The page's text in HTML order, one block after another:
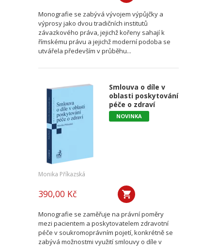
Monografie se zabývá vývojem výpůjčky a
výprosy jako dvou tradičních institutů
závazkového práva, jejichž kořeny sahají k
římskému právu a jejichž moderní podoba se
utvářela především v průběhu...
Smlouva o díle v
oblasti poskytování
péče o zdraví
NOVINKA
Monika Příkazská
390,00 Kč
Monografie se zaměřuje na právní poměry
mezi pacientem a poskytovatelem zdravotní
péče v soukromoprávním pojetí, konkrétně se
zabývá možnostmi využití smlouvy o díle v